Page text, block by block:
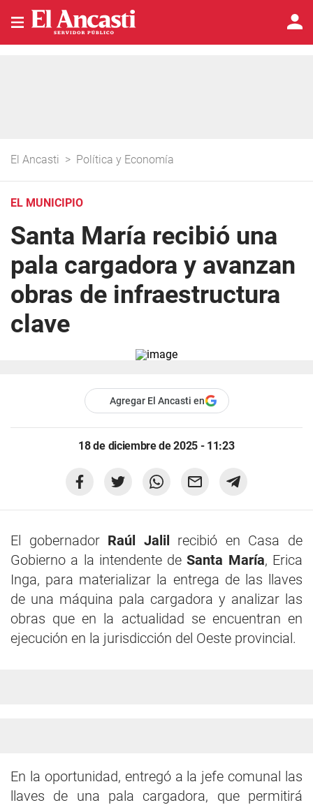
El Ancasti > Política y Economía
EL MUNICIPIO
Santa María recibió una
pala cargadora y avanzan
obras de infraestructura
clave
Agregar El Ancasti en
18 de diciembre de 2025 - 11:23
El gobernador Raúl Jalil recibió en Casa de
Gobierno a la intendente de Santa María, Erica
Inga, para materializar la entrega de las llaves
de una máquina pala cargadora y analizar las
obras que en la actualidad se encuentran en
ejecución en la jurisdicción del Oeste provincial.
En la oportunidad, entregó a la jefe comunal las
llaves de una pala cargadora, que permitirá